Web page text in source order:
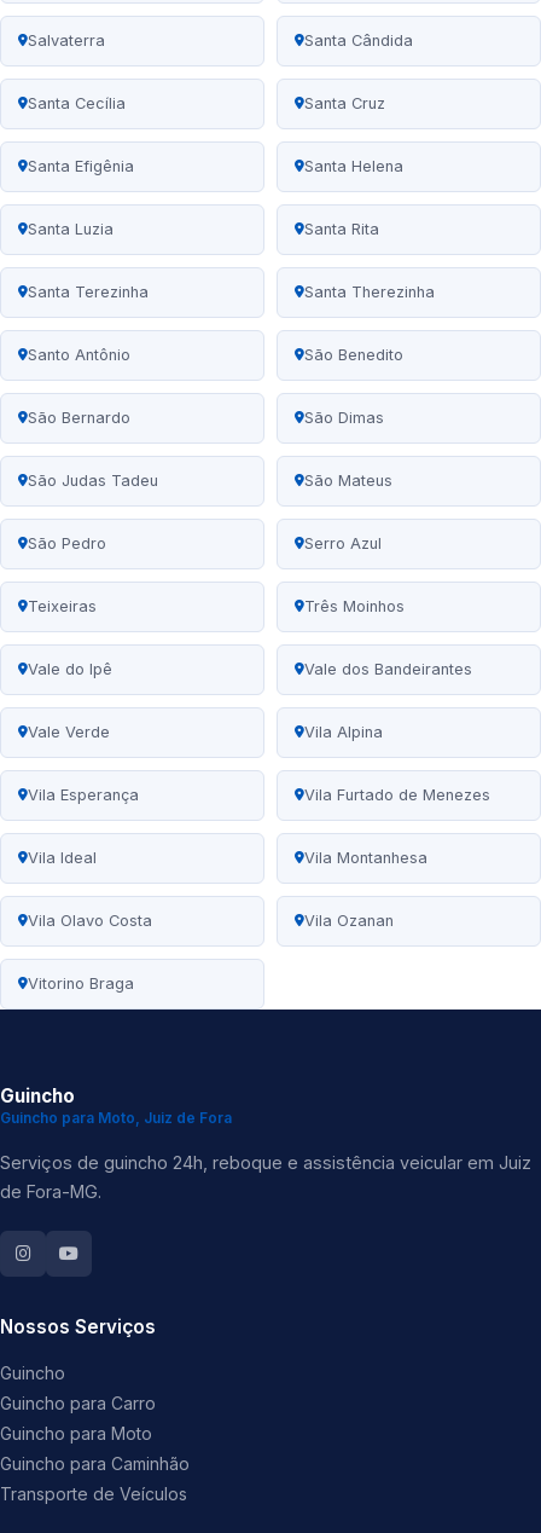
Salvaterra Santa Cândida
Santa Cecília Santa Cruz
Santa Efigênia Santa Helena
Santa Luzia Santa Rita
Santa Terezinha Santa Therezinha
Santo Antônio São Benedito
São Bernardo São Dimas
São Judas Tadeu São Mateus
São Pedro Serro Azul
Teixeiras Três Moinhos
Vale do Ipê Vale dos Bandeirantes
Vale Verde Vila Alpina
Vila Esperança Vila Furtado de Menezes
Vila Ideal Vila Montanhesa
Vila Olavo Costa Vila Ozanan
Vitorino Braga
Guincho
Guincho para Moto, Juiz de Fora
Serviços de guincho 24h, reboque e assistência veicular em Juiz
de Fora-MG.
Nossos Serviços
Guincho
Guincho para Carro
Guincho para Moto
Guincho para Caminhão
Transporte de Veículos